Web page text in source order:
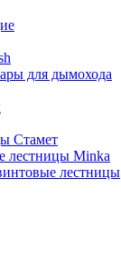
для дымохода
Стамет
лестницы Minka
лестницы